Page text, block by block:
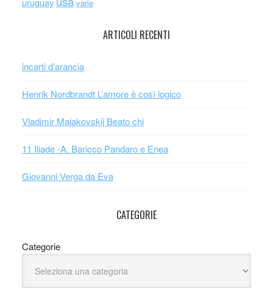
varie
ARTICOLI RECENTI
incarti d’arancia
Henrik Nordbrandt L’amore è così logico
Vladimir Majakovskij Beato chi
11 Iliade -A. Baricco Pandaro e Enea
Giovanni Verga da Eva
CATEGORIE
Categorie